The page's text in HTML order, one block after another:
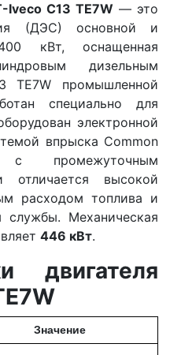
C13 TE7W — это
(ДЭС) основной и
кВт, оснащенная
дизельным
TE7W промышленной
специально для
электронной
впрыска Common
с промежуточным
отличается высокой
расходом топлива и
Механическая
446 кВт.
двигателя
Значение